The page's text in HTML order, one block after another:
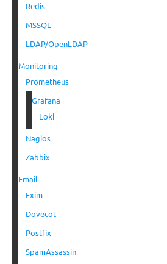
Redis
MSSQL
LDAP/OpenLDAP
Monitoring
Prometheus
Grafana
Loki
Nagios
Zabbix
Email
Exim
Dovecot
Postfix
SpamAssassin